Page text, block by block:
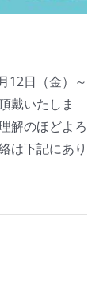
12日（金）～
戴いたしま
解のほどよろ
は下記にあり